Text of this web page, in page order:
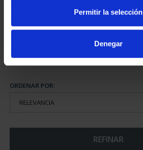
Permitir la selección
Denegar
ORDENAR POR:
REFINAR